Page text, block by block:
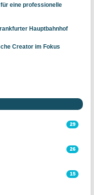
eine professionelle
Hauptbahnhof
Creator im Fokus
29
26
15